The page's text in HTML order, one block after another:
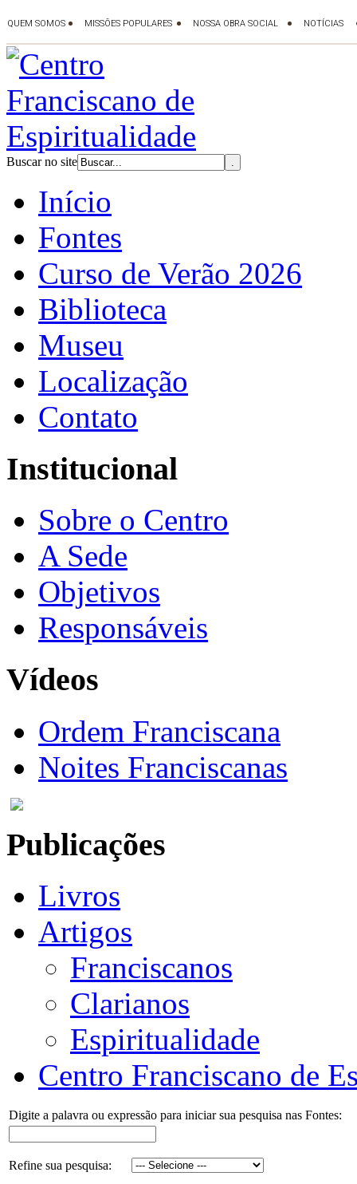
Buscar no site
Início
Fontes
Curso de Verão 2026
Biblioteca
Museu
Localização
Contato
Institucional
Sobre o Centro
A Sede
Objetivos
Responsáveis
Vídeos
Ordem Franciscana
Noites Franciscanas
Publicações
Livros
Artigos
Franciscanos
Clarianos
Espiritualidade
Centro Franciscano de
Digite a palavra ou expressão para iniciar sua pesquisa nas Fontes:
Refine sua pesquisa: